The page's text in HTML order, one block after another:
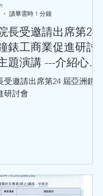
長受邀請出席第24
錶工商業促進研討
題演講 ---介紹心率
心血管健康的關係
邀請出席第24 屆亞洲鐘錶
研討會
讀畢需時 1 分鐘